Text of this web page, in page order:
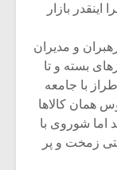
بازار
و مدیران
بسته و تا
با جامعه
همان کالاها
اما شوروی با
زمخت و پر